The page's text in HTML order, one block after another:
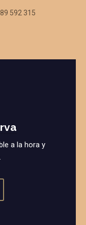
592 315
a la hora y